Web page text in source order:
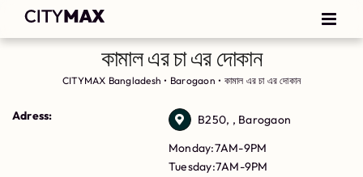
কামাল এর চা এর দোকান
CITYMAX Bangladesh • Barogaon • কামাল এর চা এর দোকান
Adress: B250, , Barogaon
Monday:7AM-9PM
Tuesday:7AM-9PM